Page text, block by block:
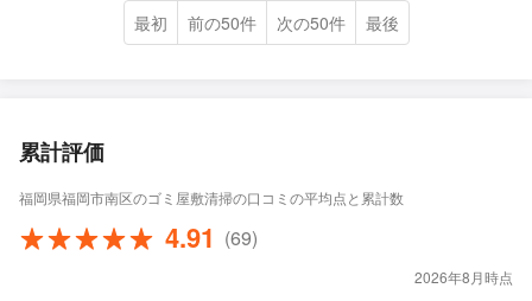
最初 前の50件 次の50件 最後
累計評価
福岡県福岡市南区のゴミ屋敷清掃の口コミの平均点と累計数
4.91 (69)
2026年8月時点